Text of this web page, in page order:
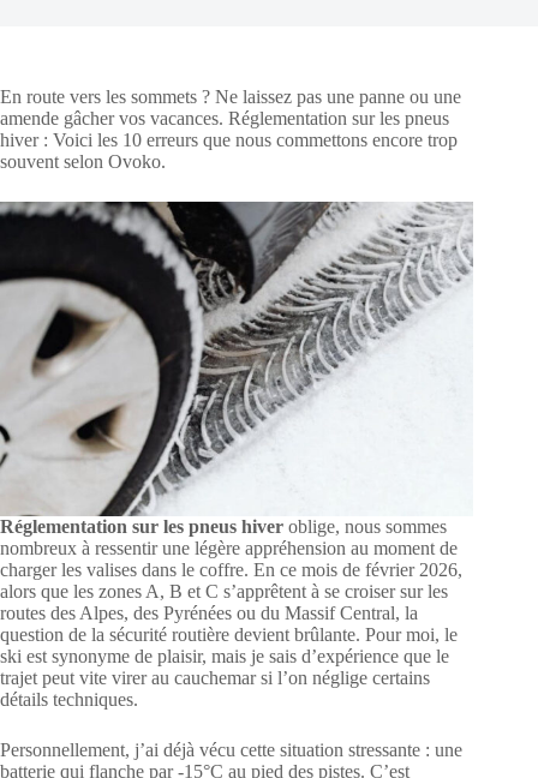
En route vers les sommets ? Ne laissez pas une panne ou une
amende gâcher vos vacances. Réglementation sur les pneus
hiver : Voici les 10 erreurs que nous commettons encore trop
souvent selon Ovoko.
Réglementation sur les pneus hiver oblige, nous sommes
nombreux à ressentir une légère appréhension au moment de
charger les valises dans le coffre. En ce mois de février 2026,
alors que les zones A, B et C s’apprêtent à se croiser sur les
routes des Alpes, des Pyrénées ou du Massif Central, la
question de la sécurité routière devient brûlante. Pour moi, le
ski est synonyme de plaisir, mais je sais d’expérience que le
trajet peut vite virer au cauchemar si l’on néglige certains
détails techniques.
Personnellement, j’ai déjà vécu cette situation stressante : une
batterie qui flanche par -15°C au pied des pistes. C’est